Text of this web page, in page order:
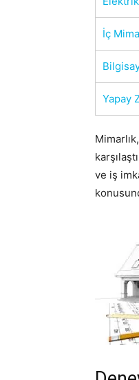
İç
Yapay
ve iş